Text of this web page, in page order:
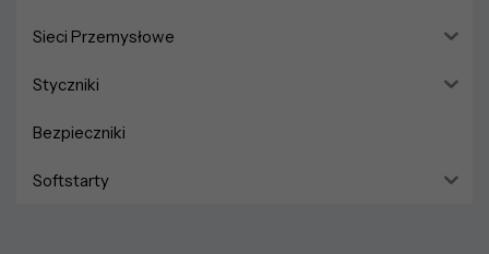
Sieci Przemysłowe
Styczniki
Bezpieczniki
Softstarty